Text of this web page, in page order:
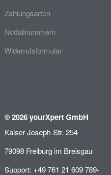
Zahlungsarten
Notfallnummern
Widerrufsformular
© 2026 yourXpert GmbH
Kaiser-Joseph-Str. 254
79098 Freiburg im Breisgau
Support: +49 761 21 609 789-